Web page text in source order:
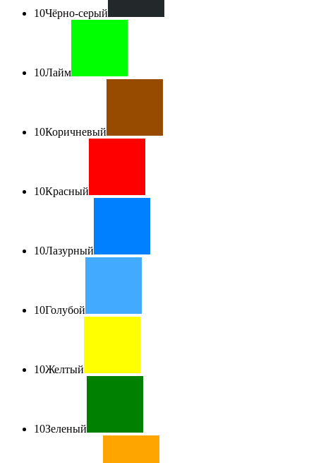
10Чёрно-серый
10Лайм
10Коричневый
10Красный
10Лазурный
10Голубой
10Желтый
10Зеленый